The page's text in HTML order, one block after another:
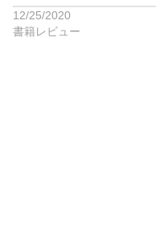
12/25/2020
書籍レビュー